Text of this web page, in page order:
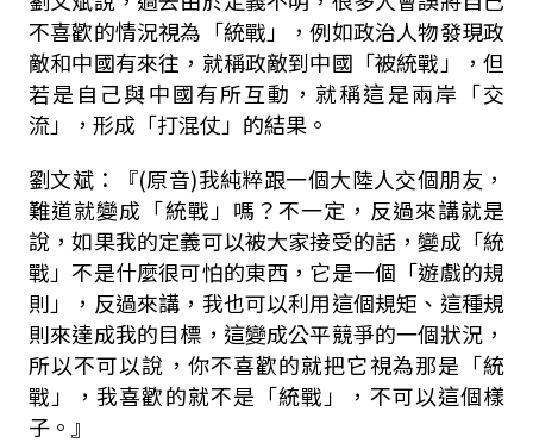
不喜歡的情況視為「統戰」，例如政治人物發現政
敵和中國有來往，就稱政敵到中國「被統戰」，但
若是自己與中國有所互動，就稱這是兩岸「交
流」，形成「打混仗」的結果。
劉文斌：『(原音)我純粹跟一個大陸人交個朋友，
難道就變成「統戰」嗎？不一定，反過來講就是
說，如果我的定義可以被大家接受的話，變成「統
戰」不是什麼很可怕的東西，它是一個「遊戲的規
則」，反過來講，我也可以利用這個規矩、這種規
則來達成我的目標，這變成公平競爭的一個狀況，
所以不可以說，你不喜歡的就把它視為那是「統
戰」，我喜歡的就不是「統戰」，不可以這個樣
子。』